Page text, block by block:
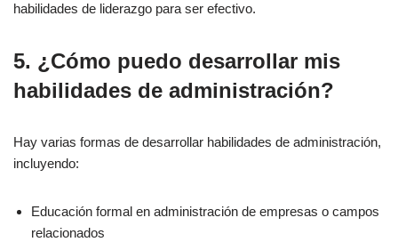
habilidades de liderazgo para ser efectivo.
5. ¿Cómo puedo desarrollar mis
habilidades de administración?
Hay varias formas de desarrollar habilidades de administración,
incluyendo:
Educación formal en administración de empresas o campos
relacionados